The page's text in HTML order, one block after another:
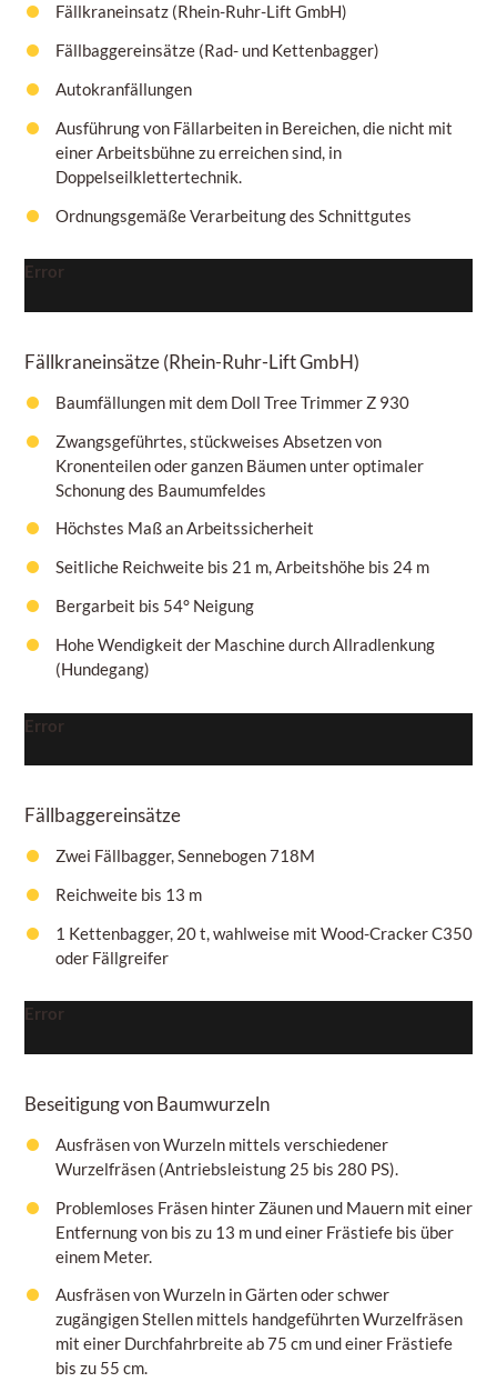
Fällkraneinsatz (Rhein-Ruhr-Lift GmbH)
Fällbaggereinsätze (Rad- und Kettenbagger)
Autokranfällungen
Ausführung von Fällarbeiten in Bereichen, die nicht mit
einer Arbeitsbühne zu erreichen sind, in
Doppelseilklettertechnik.
Ordnungsgemäße Verarbeitung des Schnittgutes
Error
Fällkraneinsätze(Rhein-Ruhr-Lift GmbH)
Baumfällungen mit dem Doll Tree Trimmer Z 930
Zwangsgeführtes, stückweises Absetzen von
Kronenteilen oder ganzen Bäumen unter optimaler
Schonung des Baumumfeldes
Höchstes Maß an Arbeitssicherheit
Seitliche Reichweite bis 21 m, Arbeitshöhe bis 24 m
Bergarbeit bis 54° Neigung
Hohe Wendigkeit der Maschine durch Allradlenkung
(Hundegang)
Error
Fällbaggereinsätze
Zwei Fällbagger, Sennebogen 718M
Reichweite bis 13 m
1 Kettenbagger, 20 t, wahlweise mit Wood-Cracker C350
oder Fällgreifer
Error
Beseitigung von Baumwurzeln
Ausfräsen von Wurzeln mittels verschiedener
Wurzelfräsen (Antriebsleistung 25 bis 280 PS).
Problemloses Fräsen hinter Zäunen und Mauern mit einer
Entfernung von bis zu 13 m und einer Frästiefe bis über
einem Meter.
Ausfräsen von Wurzeln in Gärten oder schwer
zugängigen Stellen mittels handgeführten Wurzelfräsen
mit einer Durchfahrbreite ab 75 cmund einer Frästiefe
bis zu 55 cm.